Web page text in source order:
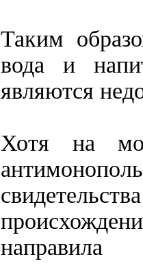
Таким
вода и
являются
Хотя на
направила